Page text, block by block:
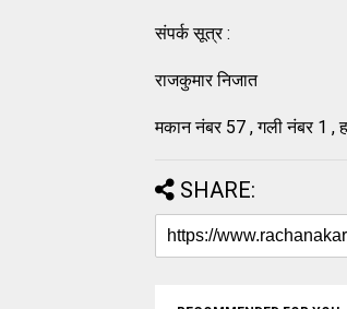
संपर्क सूत्र :
राजकुमार निजात
मकान नंबर 57 , गली नंबर 1 ,
SHARE: